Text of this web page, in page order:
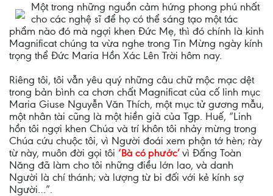
Một trong những nguồn cảm hứng phong phú nhất
cho các nghệ sĩ để họ có thể sáng tạo một tác
phẩm nào đó mà ngợi khen Đức Mẹ, thì đó chính là kinh
Magnificat chúng ta vừa nghe trong Tin Mừng ngày kính
trọng thể Đức Maria Hồn Xác Lên Trời hôm nay.
Riêng tôi, tôi vẫn yêu quý những câu chữ mộc mạc dệt
trong bản bình ca chơn chất Magnificat của cố linh mục
Maria Giuse Nguyễn Văn Thích, một mục tử gương mẫu,
một nhân tài cũng là một hiền giả của Tgp. Huế, “Linh
hồn tôi ngợi khen Chúa và trí khôn tôi nhảy mừng trong
Chúa cứu chuộc tôi, vì Người đoái xem phận tớ hèn; rày
từ này, muôn đời gọi tôi ‘Bà có phước’ vì Đấng Toàn
Năng đã làm cho tôi những điều lớn lao, và danh
Người là chí thánh; và lượng từ bi đối với kẻ kính sợ
Người…”.